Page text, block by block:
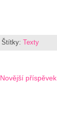
Štítky: Texty
Novější příspěvek